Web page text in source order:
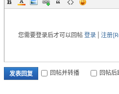
您需要登录后才可以回帖 登录 注册
发表回复 回帖并转播 回帖